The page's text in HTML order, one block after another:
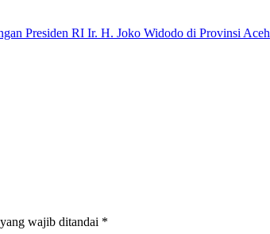
Presiden RI Ir. H. Joko Widodo di Provinsi Aceh
wajib ditandai *